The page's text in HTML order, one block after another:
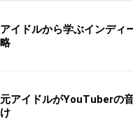
点のものです。最新の内容
アイドルから学ぶインディ
略
元アイドルがYouTuberの
け